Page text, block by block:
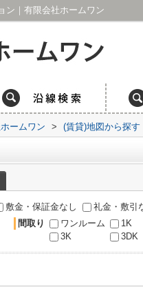
ン｜有限会社ホームワン
ームワン > (賃貸)地図から探す
敷金・保証金なし
礼金・敷引
間取り ワンルーム
1K
3K
3DK